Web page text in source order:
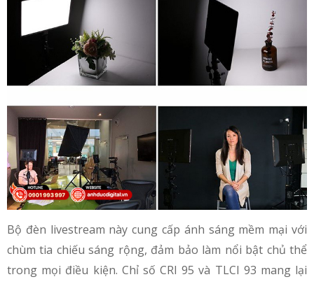
Bộ đèn livestream này cung cấp ánh sáng mềm mại với
chùm tia chiếu sáng rộng, đảm bảo làm nổi bật chủ thể
trong mọi điều kiện. Chỉ số CRI 95 và TLCI 93 mang lại